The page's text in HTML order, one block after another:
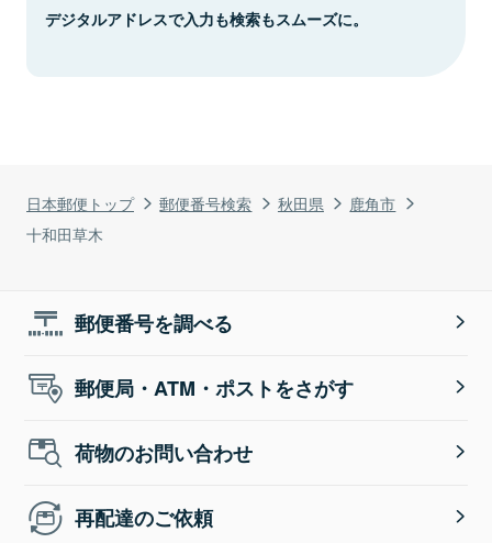
日本郵便トップ 郵便番号検索 秋田県
鹿角市
十和田草木
デジタルアドレスで入力も検索もスムーズに。
郵便番号を調べる
郵便局・ATM・ポストをさがす
荷物のお問い合わせ
再配達のご依頼